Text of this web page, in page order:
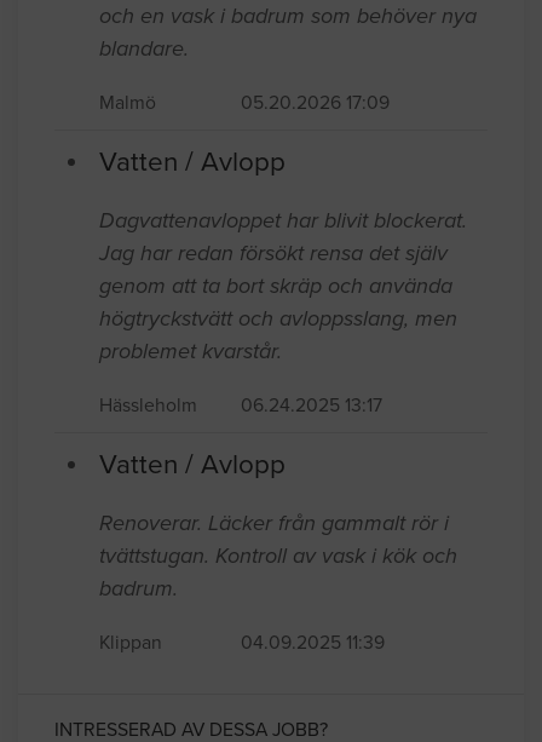
och en vask i badrum som behöver nya
blandare.
Malmö 05.20.2026 17:09
Vatten / Avlopp
Dagvattenavloppet har blivit blockerat.
Jag har redan försökt rensa det själv
genom att ta bort skräp och använda
högtryckstvätt och avloppsslang, men
problemet kvarstår.
Hässleholm 06.24.2025 13:17
Vatten / Avlopp
Renoverar. Läcker från gammalt rör i
tvättstugan. Kontroll av vask i kök och
badrum.
Klippan 04.09.2025 11:39
INTRESSERAD AV DESSA JOBB?